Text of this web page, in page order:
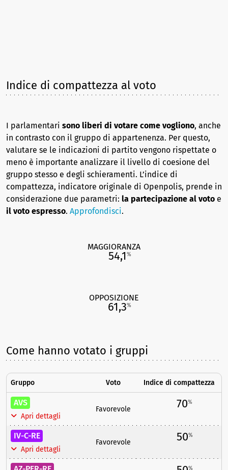
Indice di compattezza al voto
I parlamentari sono liberi di votare come vogliono, anche
in contrasto con il gruppo di appartenenza. Per questo,
valutare se le indicazioni di partito vengono rispettate o
meno è importante analizzare il livello di coesione del
gruppo stesso e degli schieramenti. L’indice di
compattezza, indicatore originale di Openpolis, prende in
considerazione due parametri: la partecipazione al voto e
il voto espresso. Approfondisci.
MAGGIORANZA
54,1%
OPPOSIZIONE
61,3%
Come hanno votato i gruppi
Gruppo Voto Indice di compattezza
AVS
Apri dettagli
Favorevole 70%
IV-C-RE
Apri dettagli
Favorevole 50%
%